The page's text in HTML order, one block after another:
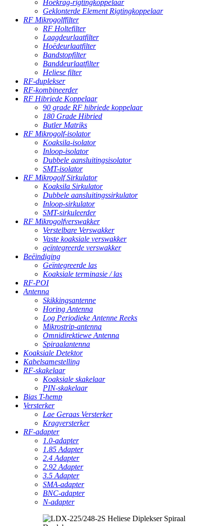
Hoëkrag-rigtingkoppelaar
Geklonterde Element Rigtingkoppelaar
RF Mikrogolffilter
RF Holtefilter
Laagdeurlaatfilter
Hoëdeurlaatfilter
Bandstopfilter
Banddeurlaatfilter
Heliese filter
RF-duplekser
RF-kombineerder
RF Hibriede Koppelaar
90 grade RF hibriede koppelaar
180 Grade Hibried
Butler Matriks
RF Mikrogolf-isolator
Koaksila-isolator
Inloop-isolator
Dubbele aansluitingsisolator
SMT-isolator
RF Mikrogolf Sirkulator
Koaksila Sirkulator
Dubbele aansluitingssirkulator
Inloop-sirkulator
SMT-sirkuleerder
RF Mikrogolfverswakker
Verstelbare Verswakker
Vaste koaksiale verswakker
geïntegreerde verswakker
Beëindiging
Geïntegreerde las
Koaksiale terminasie / las
RF-POI
Antenna
Skikkingsantenne
Horing Antenna
Log Periodieke Antenne Reeks
Mikrostrip-antenna
Omnidirektiewe Antenna
Spiraalantenna
Koaksiale Detektor
Kabelsamestelling
RF-skakelaar
Koaksiale skakelaar
PIN-skakelaar
Bias T-hemp
Versterker
Lae Geraas Versterker
Kragversterker
RF-adapter
1.0-adapter
1.85 Adapter
2.4 Adapter
2.92 Adapter
3.5 Adapter
SMA-adapter
BNC-adapter
N-adapter